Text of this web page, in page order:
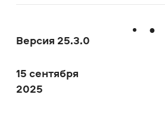
Версия 25.3.0
15 сентября
2025